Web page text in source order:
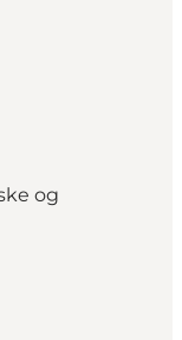
og
on_map